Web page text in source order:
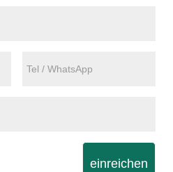
einreichen